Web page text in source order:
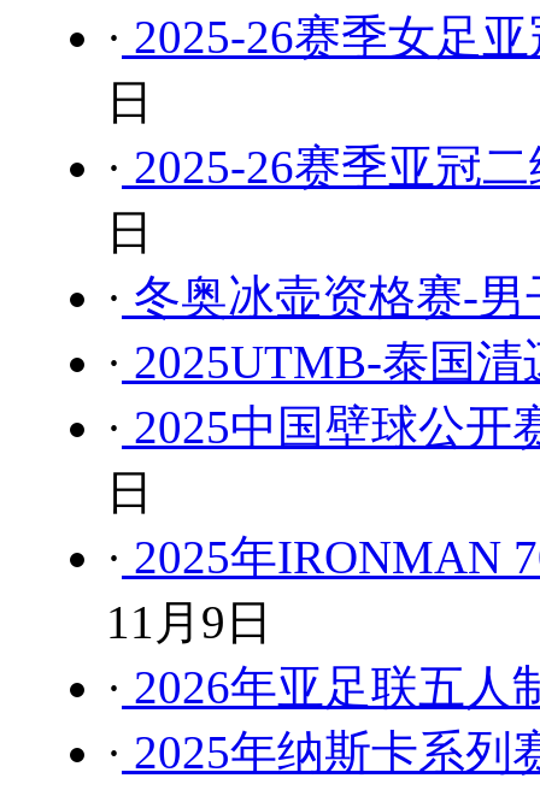
· 2025-26赛季女足
日
· 2025-26赛季亚冠
日
· 冬奥冰壶资格赛-
· 2025UTMB-泰国
· 2025中国壁球公
日
· 2025年IRONMAN
11月9日
· 2026年亚足联五
· 2025年纳斯卡系